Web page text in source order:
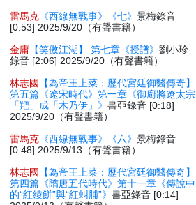
雷馬克 《西線無戰事》《七》景梅錄音
[0:53] 2025/9/20（有聲書籍）
金庸 【笑傲江湖】 第七章《授譜》劉小珍
錄音 [2:06] 2025/9/20（有聲書籍）
林志國
【為帝王上菜：歷代宮廷御醫傳奇】
第五篇《遼宋時代》第一章《御廚將遼太宗
「羓」成「木乃伊」》書亞錄音 [0:18]
2025/9/20（有聲書籍）
雷馬克 《西線無戰事》《六》景梅錄音
[0:48] 2025/9/13（有聲書籍）
林志國
【為帝王上菜：歷代宮廷御醫傳奇】
第四篇《隋唐五代時代》第十一章《傳說中
的“紅綾餅”與“紅虯脯”》書亞錄音 [0:14]